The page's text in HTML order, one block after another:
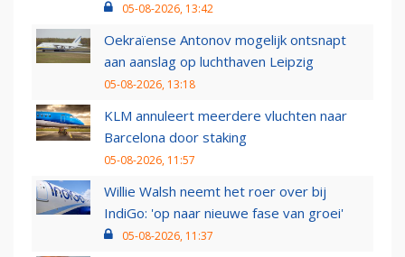
05-08-2026, 13:42
Oekraïense Antonov mogelijk ontsnapt
aan aanslag op luchthaven Leipzig
05-08-2026, 13:18
KLM annuleert meerdere vluchten naar
Barcelona door staking
05-08-2026, 11:57
Willie Walsh neemt het roer over bij
IndiGo: 'op naar nieuwe fase van groei'
05-08-2026, 11:37